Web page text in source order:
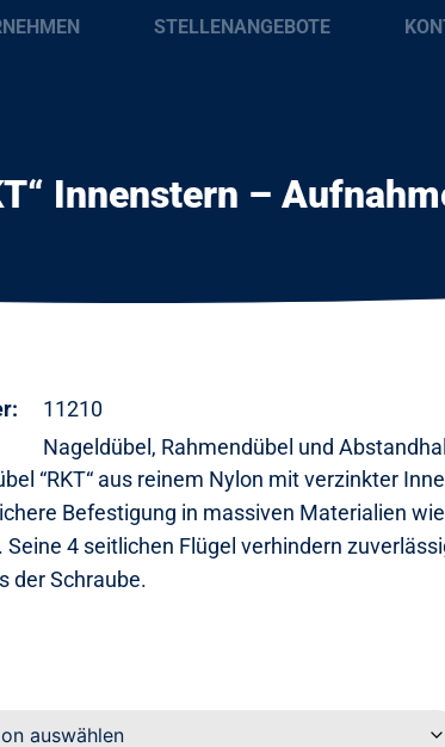
STELLENANGEBOTE
Innenstern –
11210
Nageldübel, Rahmendübel und
“RKT“ aus reinem Nylon mit verzinkter
Befestigung in massiven Materialien
Seine 4 seitlichen Flügel verhindern
der Schraube.